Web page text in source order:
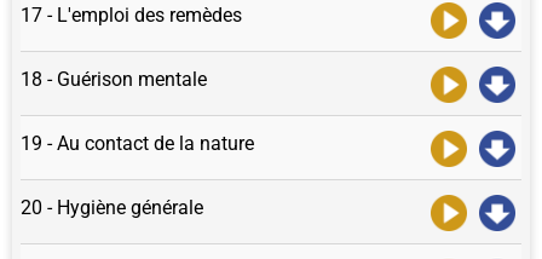
17 - L'emploi des remèdes
18 - Guérison mentale
19 - Au contact de la nature
20 - Hygiène générale